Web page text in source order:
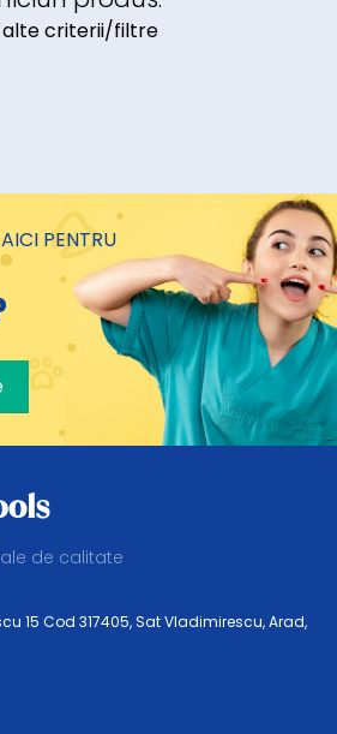
alte criterii/filtre
PENTRU
de calitate
15 Cod 317405, Sat Vladimirescu, Arad,